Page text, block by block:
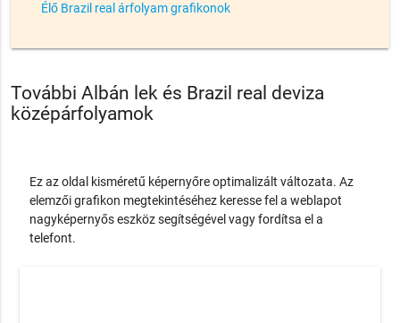
Élő Brazil real árfolyam grafikonok
További Albán lek és Brazil real deviza
középárfolyamok
Ez az oldal kisméretű képernyőre optimalizált változata. Az
elemzői grafikon megtekintéséhez keresse fel a weblapot
nagyképernyős eszköz segítségével vagy fordítsa el a
telefont.